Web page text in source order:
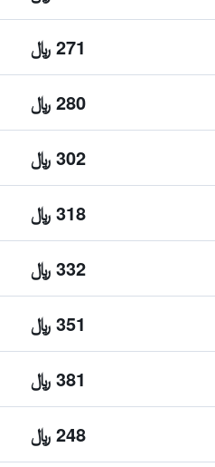
271 ﷼
280 ﷼
302 ﷼
318 ﷼
332 ﷼
351 ﷼
381 ﷼
248 ﷼